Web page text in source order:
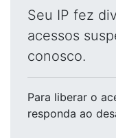
Seu IP fez
acessos
conosco.
Para liberar o
responda ao